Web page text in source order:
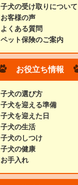
子犬の受け取りについて
お客様の声
よくある質問
ペット保険のご案内
お役立ち情報
子犬の選び方
子犬を迎える準備
子犬を迎えた日
子犬の生活
子犬のしつけ
子犬の健康
お手入れ